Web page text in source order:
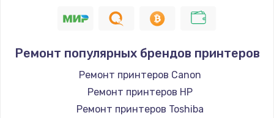
2000 руб.
Ремонт разъема SIM-карты
880 руб.
Заказать
Ремонт популярных брендов принтеров
Ремонт принтеров Canon
Ремонт принтеров HP
Ремонт принтеров Toshiba